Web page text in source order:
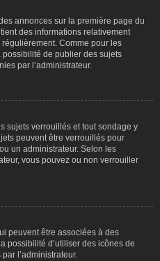
annonces sur la première page du
des informations relativement
Comme pour les
de publier des sujets
par l’administrateur.
sujets verrouillés et tout sondage y
peuvent être verrouillés pour
un administrateur. Selon les
vous pouvez ou non verrouiller
peuvent être associées à des
possibilité d’utiliser des icônes de
l’administrateur.